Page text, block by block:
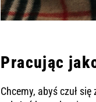
Pracując
Chcemy, abyś czuł